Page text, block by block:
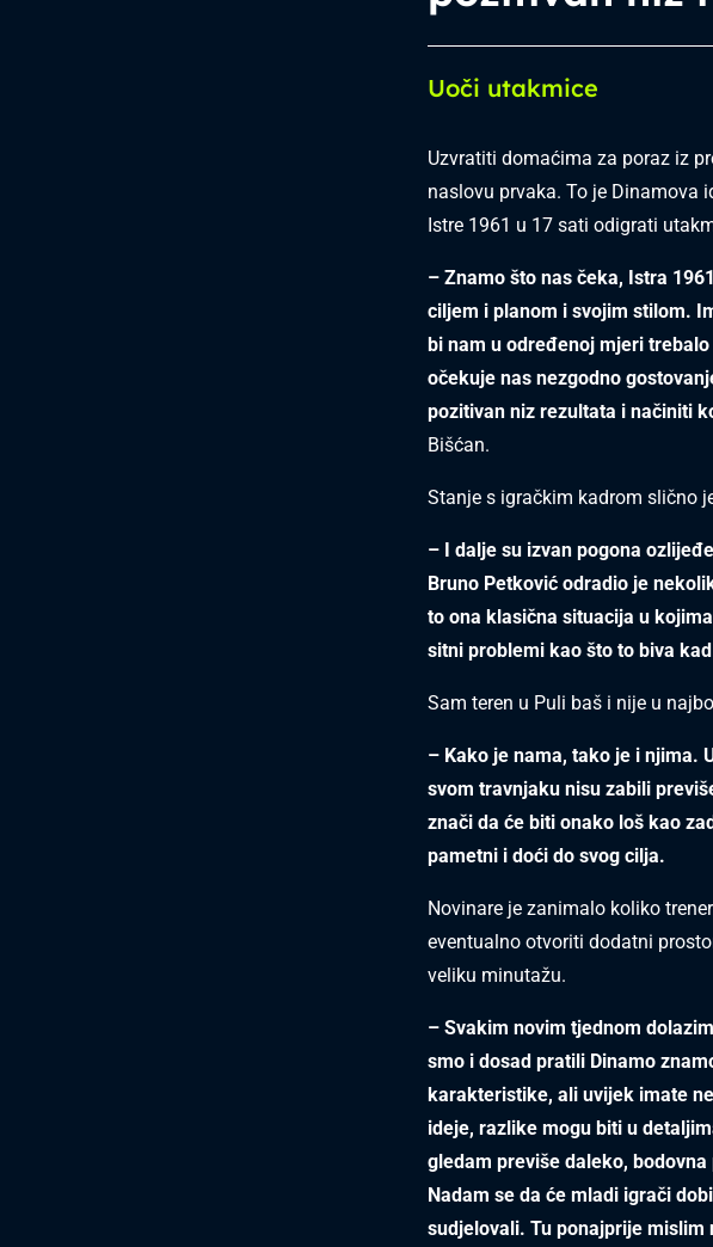
Uoči utakmice
Uzvratiti domaćima za poraz iz
naslovu prvaka. To je Dinamova
Istre 1961 u 17 sati odigrati
– Znamo što nas čeka, Istra
ciljem i planom i svojim stilom.
bi nam u određenoj mjeri
očekuje nas nezgodno
pozitivan niz rezultata i načiniti
Bišćan.
Stanje s igračkim kadrom slično
– I dalje su izvan pogona
Bruno Petković odradio je
to ona klasična situacija u
sitni problemi kao što to biva
Sam teren u Puli baš i nije u
– Kako je nama, tako je i njima.
svom travnjaku nisu zabili
znači da će biti onako loš kao
pametni i doći do svog cilja.
Novinare je zanimalo koliko
eventualno otvoriti dodatni
veliku minutažu.
– Svakim novim tjednom
smo i dosad pratili Dinamo
karakteristike, ali uvijek imate
ideje, razlike mogu biti u
gledam previše daleko,
Nadam se da će mladi igrači
sudjelovali. Tu ponajprije mislim